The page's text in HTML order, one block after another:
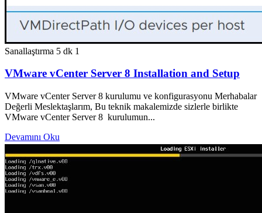
Sanallaştırma 5 dk 1
VMware vCenter Server 8 Installation and Setup
VMware vCenter Server 8 kurulumu ve konfigurasyonu Merhabalar
Değerli Meslektaşlarım, Bu teknik makalemizde sizlerle birlikte
VMware vCenter Server 8 kurulumun...
Devamını Oku